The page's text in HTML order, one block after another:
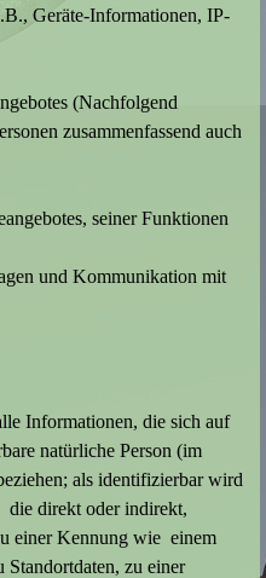
Geräte-Informationen, IP-
(Nachfolgend
zusammenfassend auch
seiner Funktionen
und Kommunikation mit
Informationen, die sich auf
natürliche Person (im
als identifizierbar wird
die direkt oder indirekt,
einer Kennung wie einem
Standortdaten, zu einer